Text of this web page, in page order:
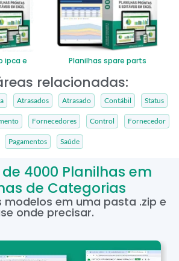
ipca e
Planilhas spare parts
relacionadas:
Atrasados Atrasado Contábil Status
Fornecedores Control Fornecedor
Pagamentos Saúde
4000 Planilhas em
de Categorias
modelos em uma pasta .zip e
onde precisar.